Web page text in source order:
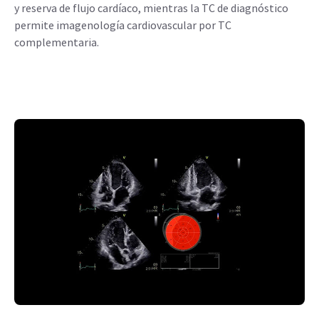
y reserva de flujo cardíaco, mientras la TC de diagnóstico
permite imagenología cardiovascular por TC
complementaria.